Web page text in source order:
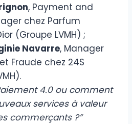
, Payment and
chez Parfum
(Groupe LVMH) ;
Navarre, Manager
Fraude chez 24S
4.0 ou comment
services à valeur
commerçants ?”